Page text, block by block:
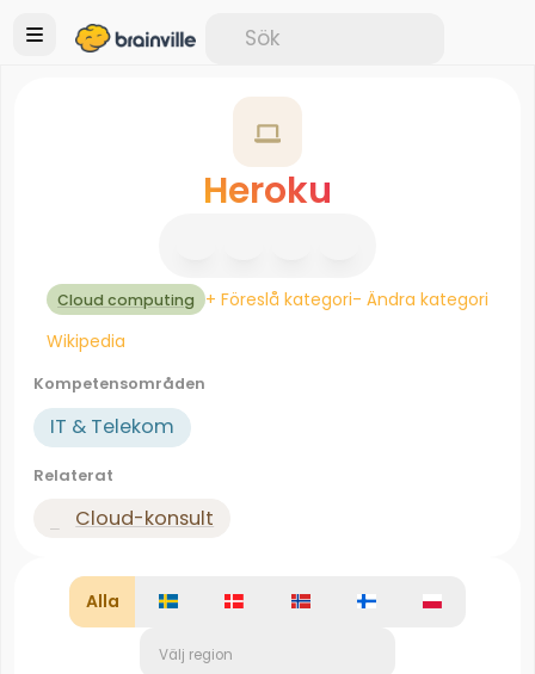
Heroku
Cloud computing + Föreslå kategori- Ändra kategori
Wikipedia
Kompetensområden
IT & Telekom
Relaterat
Cloud-konsult
Alla
Välj region